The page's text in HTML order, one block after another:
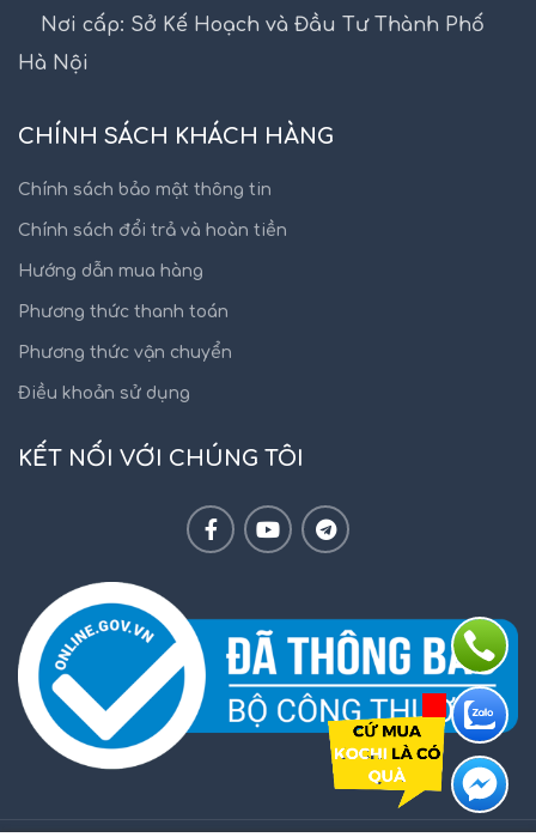
Nơi cấp: Sở Kế Hoạch và Đầu Tư Thành Phố
Hà Nội
CHÍNH SÁCH KHÁCH HÀNG
Chính sách bảo mật thông tin
Chính sách đổi trả và hoàn tiền
Hướng dẫn mua hàng
Phương thức thanh toán
Phương thức vận chuyển
Điều khoản sử dụng
KẾT NỐI VỚI CHÚNG TÔI